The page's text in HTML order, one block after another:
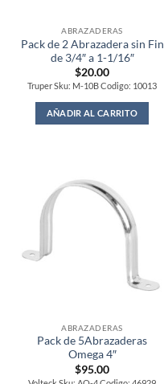
ABRAZADERAS
Pack de 2 Abrazadera sin Fin
de 3/4″ a 1-1/16″
$20.00
Truper Sku: M-10B Codigo: 10013
AÑADIR AL CARRITO
ABRAZADERAS
Pack de 5Abrazaderas
Omega 4″
$95.00